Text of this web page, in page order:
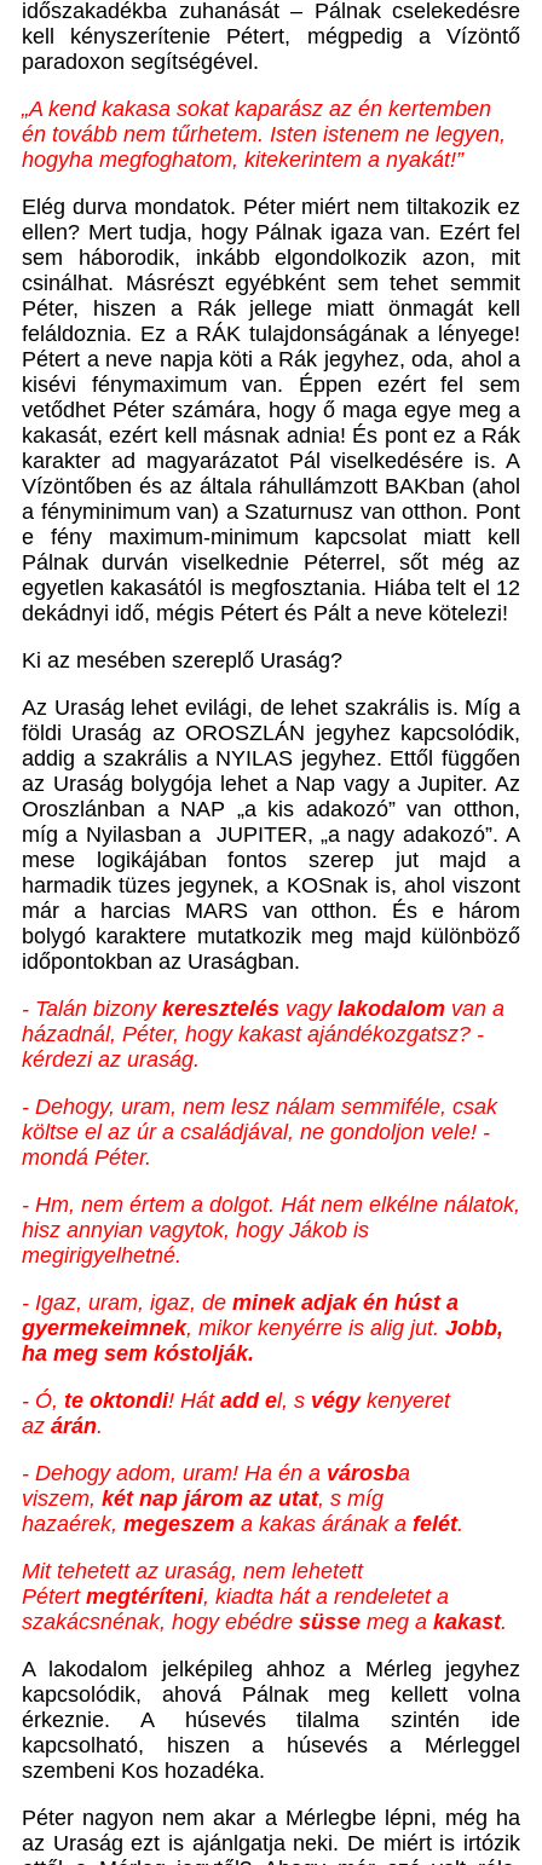
időszakadékba zuhanását – Pálnak cselekedésre
kell kényszerítenie Pétert, mégpedig a Vízöntő
paradoxon segítségével.
„A kend kakasa sokat kaparász az én kertemben
én tovább nem tűrhetem. Isten istenem ne legyen,
hogyha megfoghatom, kitekerintem a nyakát!”
Elég durva mondatok. Péter miért nem tiltakozik ez
ellen? Mert tudja, hogy Pálnak igaza van. Ezért fel
sem háborodik, inkább elgondolkozik azon, mit
csinálhat. Másrészt egyébként sem tehet semmit
Péter, hiszen a Rák jellege miatt önmagát kell
feláldoznia. Ez a RÁK tulajdonságának a lényege!
Pétert a neve napja köti a Rák jegyhez, oda, ahol a
kisévi fénymaximum van. Éppen ezért fel sem
vetődhet Péter számára, hogy ő maga egye meg a
kakasát, ezért kell másnak adnia! És pont ez a Rák
karakter ad magyarázatot Pál viselkedésére is. A
Vízöntőben és az általa ráhullámzott BAKban (ahol
a fényminimum van) a Szaturnusz van otthon. Pont
e fény maximum-minimum kapcsolat miatt kell
Pálnak durván viselkednie Péterrel, sőt még az
egyetlen kakasától is megfosztania. Hiába telt el 12
dekádnyi idő, mégis Pétert és Pált a neve kötelezi!
Ki az mesében szereplő Uraság?
Az Uraság lehet evilági, de lehet szakrális is. Míg a
földi Uraság az OROSZLÁN jegyhez kapcsolódik,
addig a szakrális a NYILAS jegyhez. Ettől függően
az Uraság bolygója lehet a Nap vagy a Jupiter. Az
Oroszlánban a NAP „a kis adakozó” van otthon,
míg a Nyilasban a JUPITER, „a nagy adakozó”. A
mese logikájában fontos szerep jut majd a
harmadik tüzes jegynek, a KOSnak is, ahol viszont
már a harcias MARS van otthon. És e három
bolygó karaktere mutatkozik meg majd különböző
időpontokban az Uraságban.
- Talán bizony keresztelés vagy lakodalom van a
házadnál, Péter, hogy kakast ajándékozgatsz? -
kérdezi az uraság.
- Dehogy, uram, nem lesz nálam semmiféle, csak
költse el az úr a családjával, ne gondoljon vele! -
mondá Péter.
- Hm, nem értem a dolgot. Hát nem elkélne nálatok,
hisz annyian vagytok, hogy Jákob is
megirigyelhetné.
- Igaz, uram, igaz, de minek adjak én húst a
gyermekeimnek, mikor kenyérre is alig jut. Jobb,
ha meg sem kóstolják.
- Ó, te oktondi! Hát add el, s végy kenyeret
az árán.
- Dehogy adom, uram! Ha én a városba
viszem, két nap járom az utat, s míg
hazaérek, megeszem a kakas árának a felét.
Mit tehetett az uraság, nem lehetett
Pétert megtéríteni, kiadta hát a rendeletet a
szakácsnénak, hogy ebédre süsse meg a kakast.
A lakodalom jelképileg ahhoz a Mérleg jegyhez
kapcsolódik, ahová Pálnak meg kellett volna
érkeznie. A húsevés tilalma szintén ide
kapcsolható, hiszen a húsevés a Mérleggel
szembeni Kos hozadéka.
Péter nagyon nem akar a Mérlegbe lépni, még ha
az Uraság ezt is ajánlgatja neki. De miért is irtózik